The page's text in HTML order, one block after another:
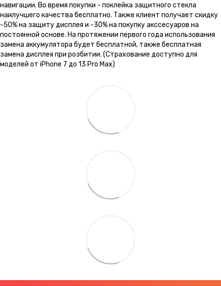
навигации. Во время покупки - поклейка защитного стекла
наилучшего качества бесплатно. Также клиент получает скидку
-50% на защиту дисплея и -30% на покупку акссесуаров на
постоянной основе. На протяжении первого года использования
замена аккумулятора будет бесплатной, также бесплатная
замена дисплея при розбитии. (Страхование доступно для
моделей от iPhone 7 до 13 Pro Max)